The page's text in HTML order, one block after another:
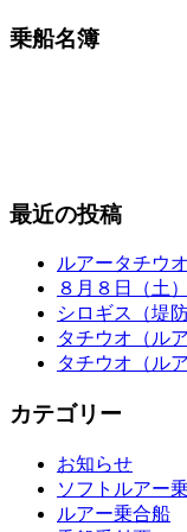
乗船名簿
最近の投稿
ルアータチウ
８月８日（土
シロギス（堤防
タチウオ（ル
タチウオ（ル
カテゴリー
お知らせ
ソフトルアー
ルアー乗合船